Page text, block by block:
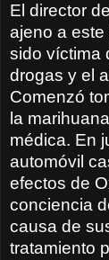
El director
ajeno a este
sido víctima
drogas y el
Comenzó
la
médica. En
automóvil
efectos de
conciencia
causa de
tratamiento